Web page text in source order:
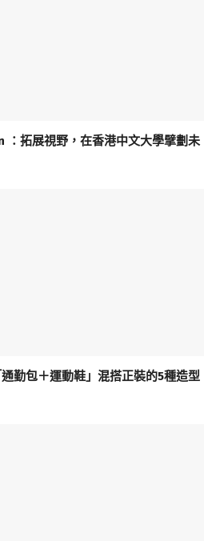
拓展視野，在香港中文大學擘劃未
勤包＋運動鞋」混搭正裝的5種造型